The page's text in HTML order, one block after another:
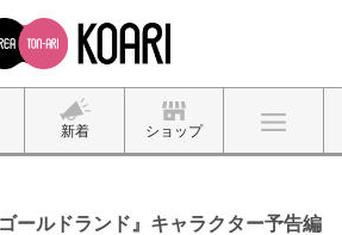
新着 ショップ
ールドランド』キャラクター予告編